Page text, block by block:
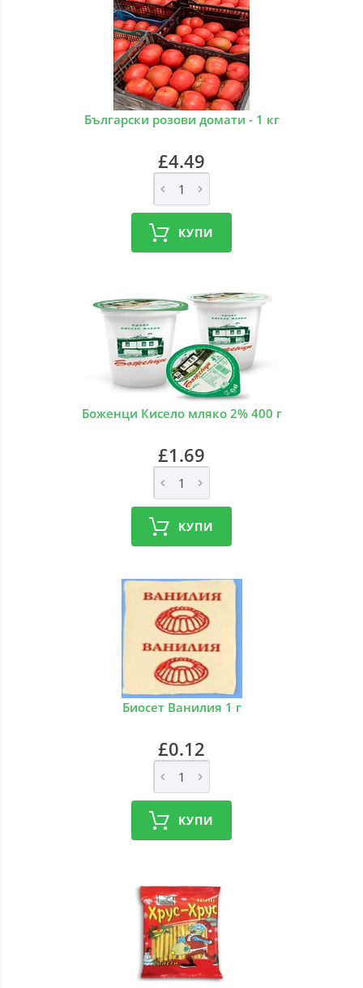
Български розови домати - 1 кг
£4.49
КУПИ
Боженци Кисело мляко 2% 400 г
£1.69
КУПИ
Биосет Ванилия 1 г
£0.12
КУПИ